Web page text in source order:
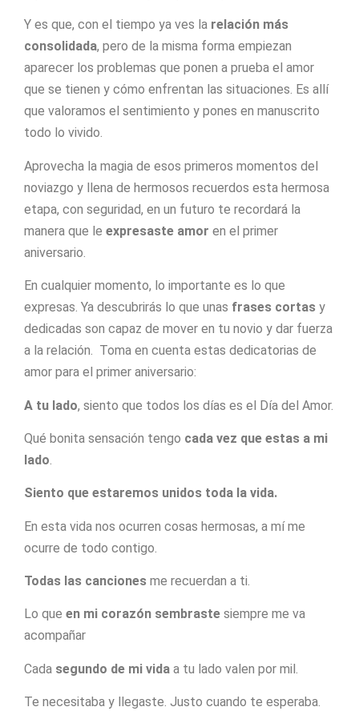
Y es que, con el tiempo ya ves la relación más
consolidada, pero de la misma forma empiezan
aparecer los problemas que ponen a prueba el amor
que se tienen y cómo enfrentan las situaciones. Es allí
que valoramos el sentimiento y pones en manuscrito
todo lo vivido.
Aprovecha la magia de esos primeros momentos del
noviazgo y llena de hermosos recuerdos esta hermosa
etapa, con seguridad, en un futuro te recordará la
manera que le expresaste amor en el primer
aniversario.
En cualquier momento, lo importante es lo que
expresas. Ya descubrirás lo que unas frases cortas y
dedicadas son capaz de mover en tu novio y dar fuerza
a la relación. Toma en cuenta estas dedicatorias de
amor para el primer aniversario:
A tu lado, siento que todos los días es el Día del Amor.
Qué bonita sensación tengo cada vez que estas a mi
lado.
Siento que estaremos unidos toda la vida.
En esta vida nos ocurren cosas hermosas, a mí me
ocurre de todo contigo.
Todas las canciones me recuerdan a ti.
Lo que en mi corazón sembraste siempre me va
acompañar
Cada segundo de mi vida a tu lado valen por mil.
Te necesitaba y llegaste. Justo cuando te esperaba.